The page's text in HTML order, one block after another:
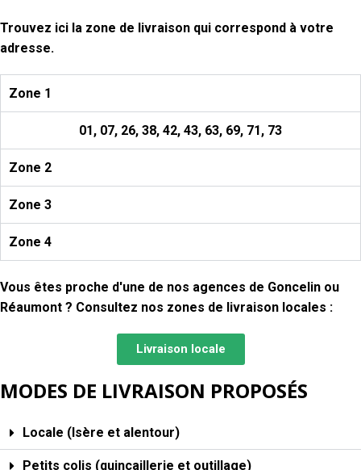
Trouvez ici la zone de livraison qui correspond à votre
adresse.
Zone 1
01, 07, 26, 38, 42, 43, 63, 69, 71, 73
Zone 2
Zone 3
Zone 4
Vous êtes proche d'une de nos agences de Goncelin ou
Réaumont ? Consultez nos zones de livraison locales :
Livraison locale
MODES DE LIVRAISON PROPOSÉS
Locale (Isère et alentour)
Petits colis (quincaillerie et outillage)